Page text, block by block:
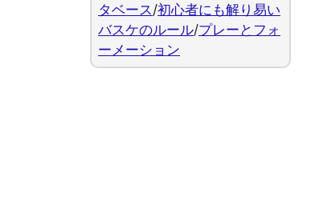
タベース /初心者にも解り易い
バスケのルール/プレーとフォ
ーメーション